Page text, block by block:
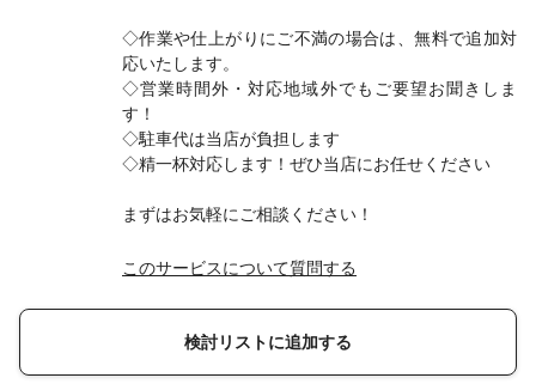
◇作業や仕上がりにご不満の場合は、無料で追加対
応いたします。
◇営業時間外・対応地域外でもご要望お聞きしま
す！
◇駐車代は当店が負担します
◇精一杯対応します！ぜひ当店にお任せください
まずはお気軽にご相談ください！
このサービスについて質問する
検討リストに追加する